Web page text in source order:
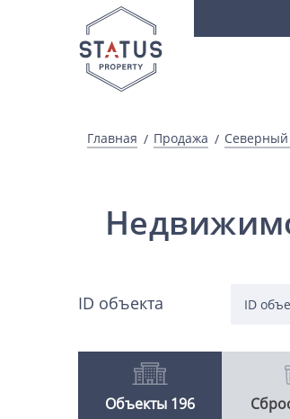
Главная Продажа
ID объекта
Объекты 196